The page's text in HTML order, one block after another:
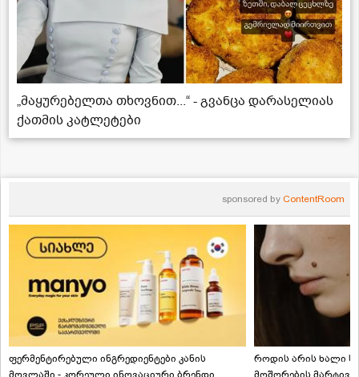
„მაყურებელთა თხოვნით...“ - გვანცა დარასელიას
ქათმის კატლეტები
sponsored by ContentRoom
ფერმენტირებული ინგრედიენტები კანის
როდის არის ხალი